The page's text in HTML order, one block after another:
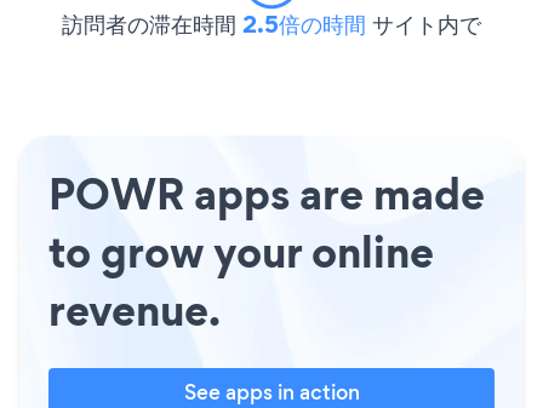
訪問者の滞在時間 2.5倍の時間 サイト内で
POWR apps are made
to grow your online
revenue.
See apps in action